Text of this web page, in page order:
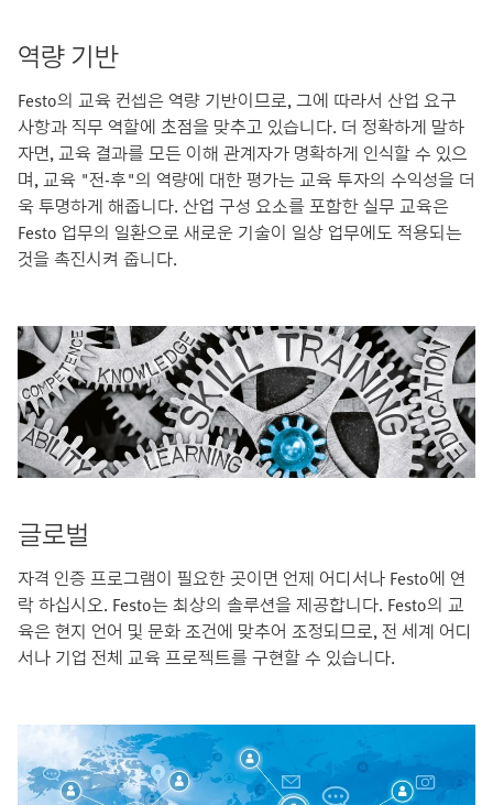
역량 기반
Festo의 교육 컨셉은 역량 기반이므로, 그에 따라서 산업 요구
사항과 직무 역할에 초점을 맞추고 있습니다. 더 정확하게 말하
자면, 교육 결과를 모든 이해 관계자가 명확하게 인식할 수 있으
며, 교육 "전-후"의 역량에 대한 평가는 교육 투자의 수익성을 더
욱 투명하게 해줍니다. 산업 구성 요소를 포함한 실무 교육은
Festo 업무의 일환으로 새로운 기술이 일상 업무에도 적용되는
것을 촉진시켜 줍니다.
글로벌
자격 인증 프로그램이 필요한 곳이면 언제 어디서나 Festo에 연
락 하십시오. Festo는 최상의 솔루션을 제공합니다. Festo의 교
육은 현지 언어 및 문화 조건에 맞추어 조정되므로, 전 세계 어디
서나 기업 전체 교육 프로젝트를 구현할 수 있습니다.